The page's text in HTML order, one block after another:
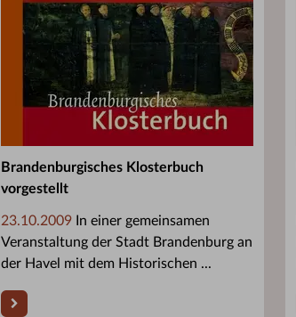
Brandenburgisches Klosterbuch
vorgestellt
23.10.2009 In einer gemeinsamen
Veranstaltung der Stadt Brandenburg an
der Havel mit dem Historischen ...